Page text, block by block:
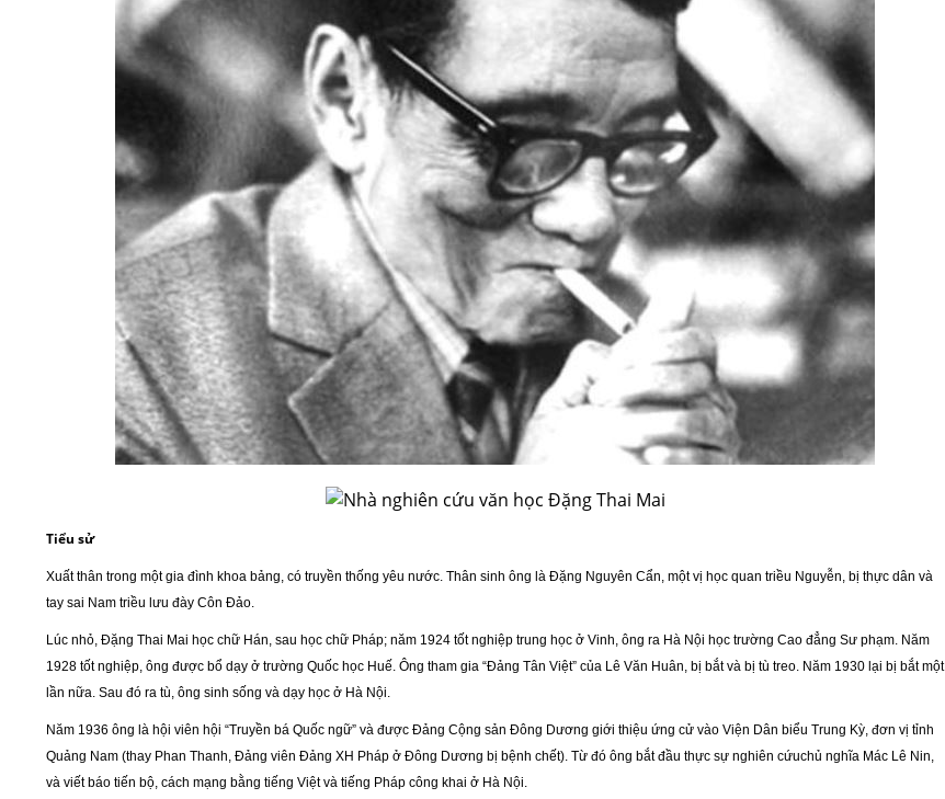
Tiểu sử
Xuất thân trong một gia đình khoa bảng, có truyền thống yêu nước. Thân sinh ông là Đặng Nguyên Cẩn, một vị học quan triều Nguyễn, bị thực dân và
tay sai Nam triều lưu đày Côn Đảo.
Lúc nhỏ, Đặng Thai Mai học chữ Hán, sau học chữ Pháp; năm 1924 tốt nghiệp trung học ở Vinh, ông ra Hà Nội học trường Cao đẳng Sư phạm. Năm
1928 tốt nghiệp, ông được bổ dạy ở trường Quốc học Huế. Ông tham gia “Đảng Tân Việt” của Lê Văn Huân, bị bắt và bị tù treo. Năm 1930 lại bị bắt một
lần nữa. Sau đó ra tù, ông sinh sống và dạy học ở Hà Nội.
Năm 1936 ông là hội viên hội “Truyền bá Quốc ngữ” và được Đảng Cộng sản Đông Dương giới thiệu ứng cử vào Viện Dân biểu Trung Kỳ, đơn vị tỉnh
Quảng Nam (thay Phan Thanh, Đảng viên Đảng XH Pháp ở Đông Dương bị bệnh chết). Từ đó ông bắt đầu thực sự nghiên cứuchủ nghĩa Mác Lê Nin,
và viết báo tiến bộ, cách mạng bằng tiếng Việt và tiếng Pháp công khai ở Hà Nội.